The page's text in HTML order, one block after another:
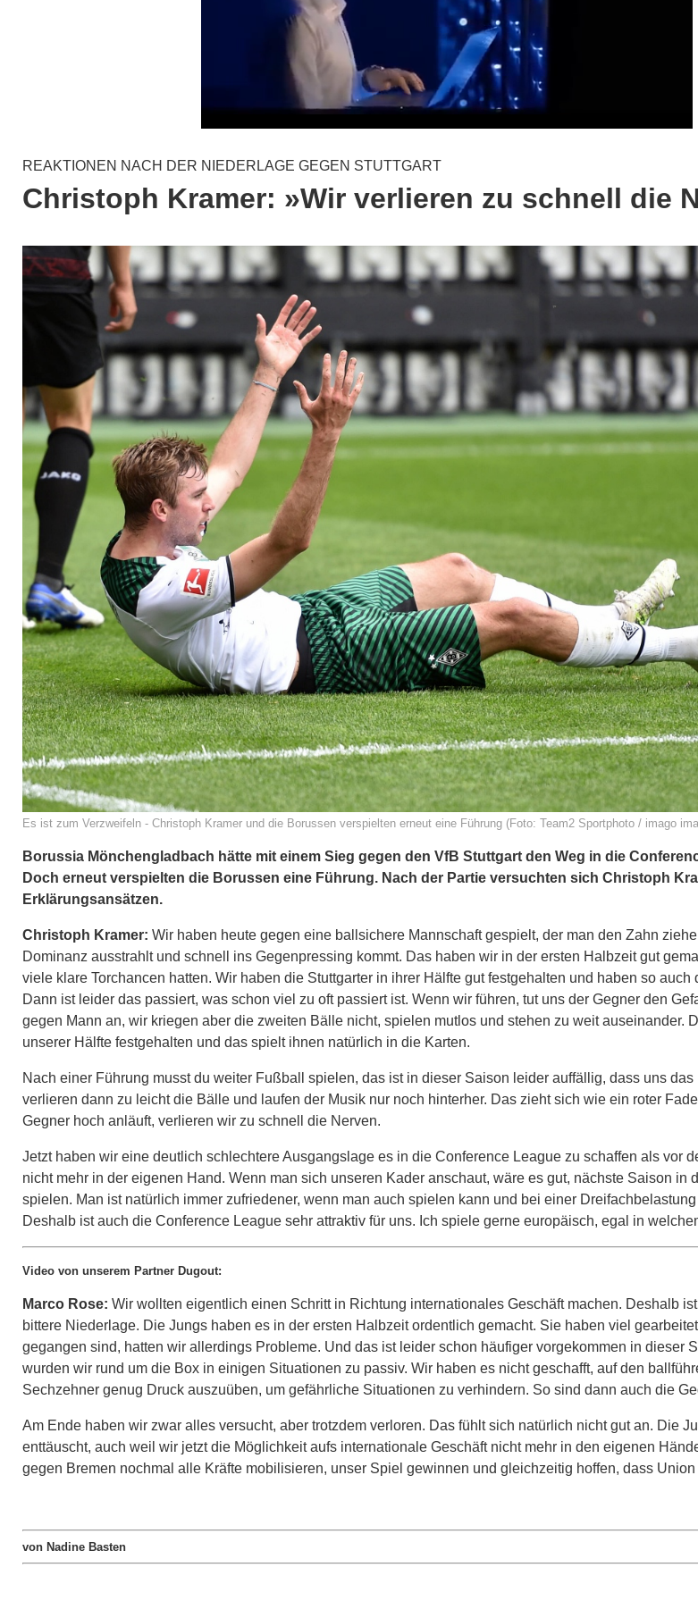
REAKTIONEN NACH DER NIEDERLAGE GEGEN STUTTGART
Christoph Kramer: »Wir verlieren zu schnell die
Es ist zum Verzweifeln - Christoph Kramer und die Borussen verspielten erneut eine Führung (Foto: Team2 Sportphoto / imago
Borussia Mönchengladbach hätte mit einem Sieg gegen den VfB Stuttgart den Weg in die
Doch erneut verspielten die Borussen eine Führung. Nach der Partie versuchten sich Christoph
Erklärungsansätzen.
Christoph Kramer: Wir haben heute gegen eine ballsichere Mannschaft gespielt, der man den Zahn
Dominanz ausstrahlt und schnell ins Gegenpressing kommt. Das haben wir in der ersten Halbzeit gut
viele klare Torchancen hatten. Wir haben die Stuttgarter in ihrer Hälfte gut festgehalten und haben so auch
Dann ist leider das passiert, was schon viel zu oft passiert ist. Wenn wir führen, tut uns der Gegner den
gegen Mann an, wir kriegen aber die zweiten Bälle nicht, spielen mutlos und stehen zu weit auseinander.
unserer Hälfte festgehalten und das spielt ihnen natürlich in die Karten.
Nach einer Führung musst du weiter Fußball spielen, das ist in dieser Saison leider auffällig, dass uns
verlieren dann zu leicht die Bälle und laufen der Musik nur noch hinterher. Das zieht sich wie ein roter
Gegner hoch anläuft, verlieren wir zu schnell die Nerven.
Jetzt haben wir eine deutlich schlechtere Ausgangslage es in die Conference League zu schaffen als vor
nicht mehr in der eigenen Hand. Wenn man sich unseren Kader anschaut, wäre es gut, nächste Saison in
spielen. Man ist natürlich immer zufriedener, wenn man auch spielen kann und bei einer
Deshalb ist auch die Conference League sehr attraktiv für uns. Ich spiele gerne europäisch, egal in
Video von unserem Partner Dugout:
Marco Rose: Wir wollten eigentlich einen Schritt in Richtung internationales Geschäft machen. Deshalb
bittere Niederlage. Die Jungs haben es in der ersten Halbzeit ordentlich gemacht. Sie haben viel
gegangen sind, hatten wir allerdings Probleme. Und das ist leider schon häufiger vorgekommen in dieser
wurden wir rund um die Box in einigen Situationen zu passiv. Wir haben es nicht geschafft, auf den
Sechzehner genug Druck auszuüben, um gefährliche Situationen zu verhindern. So sind dann auch die
Am Ende haben wir zwar alles versucht, aber trotzdem verloren. Das fühlt sich natürlich nicht gut an. Die
enttäuscht, auch weil wir jetzt die Möglichkeit aufs internationale Geschäft nicht mehr in den eigenen
gegen Bremen nochmal alle Kräfte mobilisieren, unser Spiel gewinnen und gleichzeitig hoffen, dass
von Nadine Basten